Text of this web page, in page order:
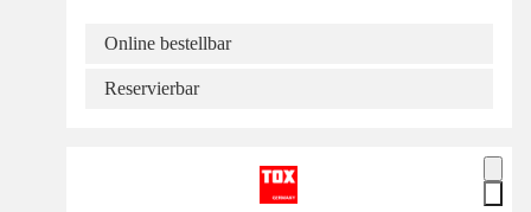
Online bestellbar
Reservierbar